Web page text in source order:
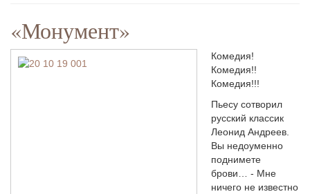
«Монумент»
Комедия!
Комедия!!
Комедия!!!
Пьесу сотворил
русский классик
Леонид Андреев.
Вы недоуменно
поднимете
брови… - Мне
ничего не известно